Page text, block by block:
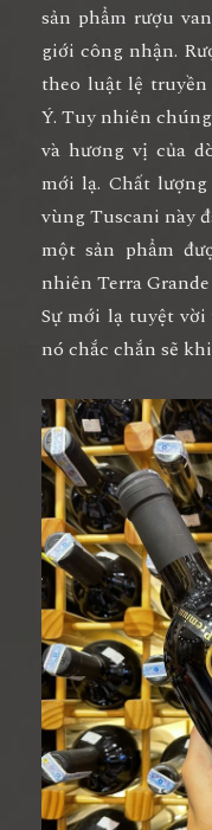
sản phẩm rượu
giới công nhận.
theo luật lệ
Ý. Tuy nhiên
và hương vị của
mới lạ. Chất
vùng Tuscani này
một sản phẩm
nhiên Terra
Sự mới lạ tuyệt
nó chắc chắn sẽ